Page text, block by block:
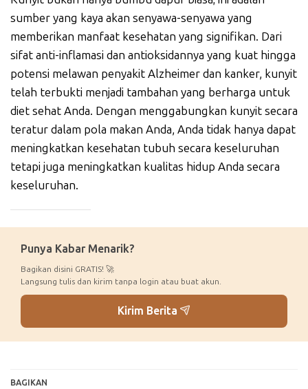
sumber yang kaya akan senyawa-senyawa yang
memberikan manfaat kesehatan yang signifikan. Dari
sifat anti-inflamasi dan antioksidannya yang kuat hingga
potensi melawan penyakit Alzheimer dan kanker, kunyit
telah terbukti menjadi tambahan yang berharga untuk
diet sehat Anda. Dengan menggabungkan kunyit secara
teratur dalam pola makan Anda, Anda tidak hanya dapat
meningkatkan kesehatan tubuh secara keseluruhan
tetapi juga meningkatkan kualitas hidup Anda secara
keseluruhan.
Punya Kabar Menarik?
Bagikan disini GRATIS! 🚀
Langsung tulis dan kirim tanpa login atau buat akun.
Kirim Berita
BAGIKAN